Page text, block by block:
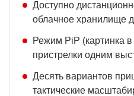
Доступно
облачное хранилище
Режим PiP (картинка
пристрелки одним
Десять вариантов
тактические